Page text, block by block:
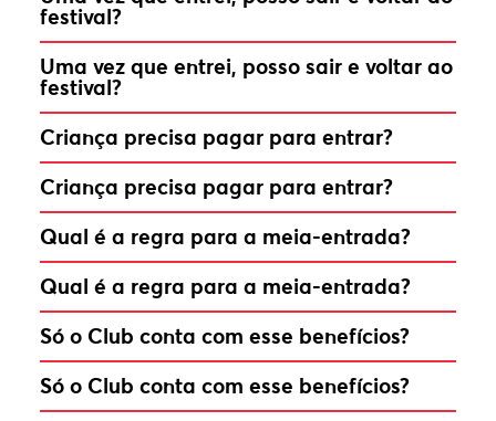
festival?
Uma vez que entrei, posso sair e voltar ao
festival?
Criança precisa pagar para entrar?
Criança precisa pagar para entrar?
Qual é a regra para a meia-entrada?
Qual é a regra para a meia-entrada?
Só o Club conta com esse benefícios?
Só o Club conta com esse benefícios?